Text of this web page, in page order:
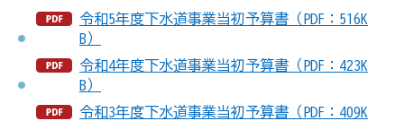
令和5年度下水道事業当初予算書（PDF：516K
B）
令和4年度下水道事業当初予算書（PDF：423K
B）
令和3年度下水道事業当初予算書（PDF：409K